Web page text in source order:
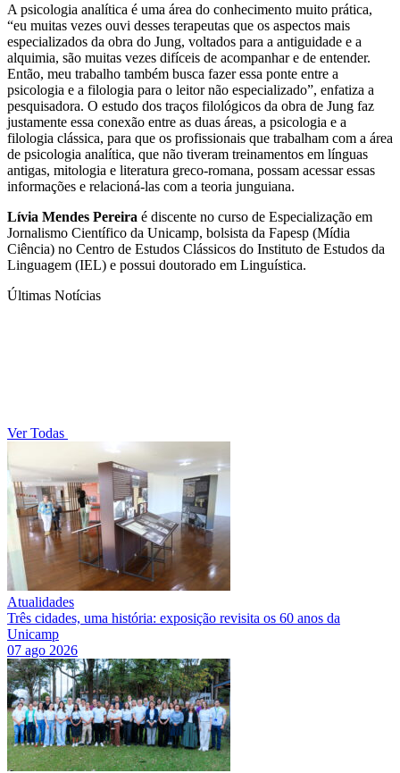
A psicologia analítica é uma área do conhecimento muito prática,
“eu muitas vezes ouvi desses terapeutas que os aspectos mais
especializados da obra do Jung, voltados para a antiguidade e a
alquimia, são muitas vezes difíceis de acompanhar e de entender.
Então, meu trabalho também busca fazer essa ponte entre a
psicologia e a filologia para o leitor não especializado”, enfatiza a
pesquisadora. O estudo dos traços filológicos da obra de Jung faz
justamente essa conexão entre as duas áreas, a psicologia e a
filologia clássica, para que os profissionais que trabalham com a área
de psicologia analítica, que não tiveram treinamentos em línguas
antigas, mitologia e literatura greco-romana, possam acessar essas
informações e relacioná-las com a teoria junguiana.
Lívia Mendes Pereira é discente no curso de Especialização em
Jornalismo Científico da Unicamp, bolsista da Fapesp (Mídia
Ciência) no Centro de Estudos Clássicos do Instituto de Estudos da
Linguagem (IEL) e possui doutorado em Linguística.
Últimas Notícias
Ver Todas
Atualidades
Três cidades, uma história: exposição revisita os 60 anos da
Unicamp
07 ago 2026